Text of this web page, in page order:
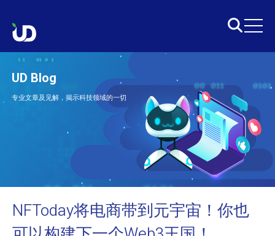
UD Blog
专业文章及见解，揭示科技领域的一切
NFToday将电商带到元宇宙！你也